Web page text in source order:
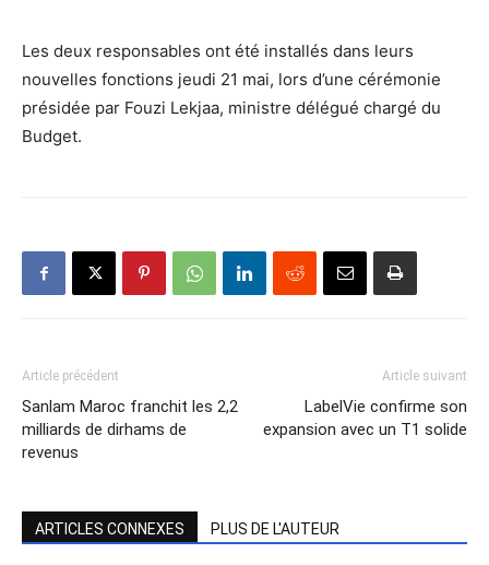
Les deux responsables ont été installés dans leurs
nouvelles fonctions jeudi 21 mai, lors d’une cérémonie
présidée par Fouzi Lekjaa, ministre délégué chargé du
Budget.
Article précédent
Sanlam Maroc franchit les 2,2
milliards de dirhams de
revenus
Article suivant
LabelVie confirme son
expansion avec un T1 solide
ARTICLES CONNEXES PLUS DE L'AUTEUR